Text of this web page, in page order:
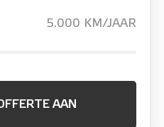
5.000 KM/JAAR
AAN